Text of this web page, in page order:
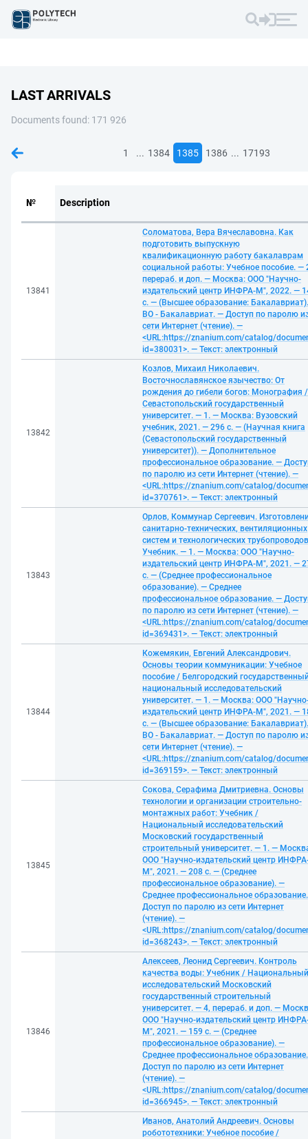
LAST ARRIVALS
Documents found: 171 926
1 ... 1384 1385 1386 ... 17193
№ Description
13841
Соломатова, Вера Вячеславовна. Как
подготовить выпускную
квалификационную работу бакалаврам
социальной работы: Учебное пособие. —
перераб. и доп. — Москва: ООО "Научно-
издательский центр ИНФРА-М", 2022. —
с. — (Высшее образование:
ВО - Бакалавриат. — Доступ по паролю
сети Интернет (чтение). —
<URL:https://znanium.com/catalog/
id=380031>. — Текст: электронный
13842
Козлов, Михаил Николаевич.
Восточнославянское язычество: От
рождения до гибели богов: Монография /
Севастопольский государственный
университет. — 1. — Москва: Вузовский
учебник, 2021. — 296 с. — (Научная книга
(Севастопольский государственный
университет)). — Дополнительное
профессиональное образование. —
по паролю из сети Интернет (чтение). —
<URL:https://znanium.com/catalog/
id=370761>. — Текст: электронный
13843
Орлов, Коммунар Сергеевич.
санитарно-технических, вентиляционных
систем и технологических
Учебник. — 1. — Москва: ООО "Научно-
издательский центр ИНФРА-М", 2021. —
с. — (Среднее профессиональное
образование). — Среднее
профессиональное образование. —
по паролю из сети Интернет (чтение). —
<URL:https://znanium.com/catalog/
id=369431>. — Текст: электронный
13844
Кожемякин, Евгений Александрович.
Основы теории коммуникации: Учебное
пособие / Белгородский
национальный исследовательский
университет. — 1. — Москва: ООО
издательский центр ИНФРА-М", 2021. —
с. — (Высшее образование:
ВО - Бакалавриат. — Доступ по паролю
сети Интернет (чтение). —
<URL:https://znanium.com/catalog/
id=369159>. — Текст: электронный
13845
Сокова, Серафима Дмитриевна. Основы
технологии и организации строительно-
монтажных работ: Учебник /
Национальный исследовательский
Московский государственный
строительный университет. — 1. —
ООО "Научно-издательский центр
М", 2021. — 208 с. — (Среднее
профессиональное образование). —
Среднее профессиональное
Доступ по паролю из сети Интернет
(чтение). —
<URL:https://znanium.com/catalog/
id=368243>. — Текст: электронный
13846
Алексеев, Леонид Сергеевич. Контроль
качества воды: Учебник / Национальный
исследовательский Московский
государственный строительный
университет. — 4, перераб. и доп. —
ООО "Научно-издательский центр
М", 2021. — 159 с. — (Среднее
профессиональное образование). —
Среднее профессиональное
Доступ по паролю из сети Интернет
(чтение). —
<URL:https://znanium.com/catalog/
id=366945>. — Текст: электронный
Иванов, Анатолий Андреевич. Основы
робототехники: Учебное пособие /